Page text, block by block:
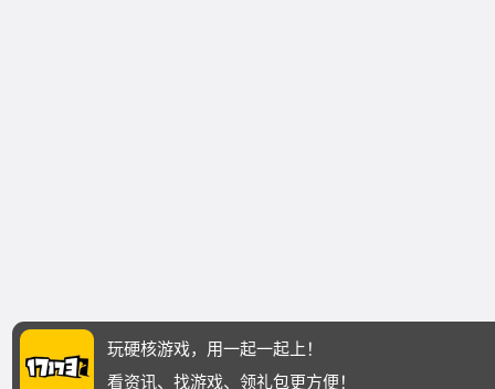
玩硬核游戏，用一起一起上！
看资讯、找游戏、领礼包更方便！